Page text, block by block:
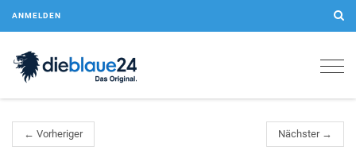
ANMELDEN
← Vorheriger Nächster →